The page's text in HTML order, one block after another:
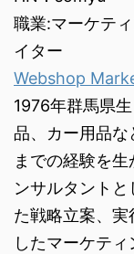
職業:マーケテ
イター
Webshop
1976年群馬県
品、カー用品
までの経験を
ンサルタントと
た戦略立案、実
したマーケテ